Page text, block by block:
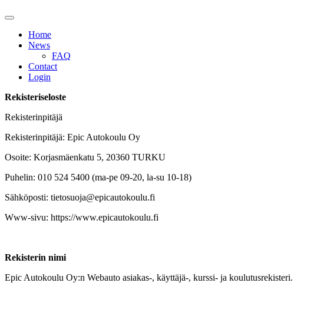
Home
News
FAQ
Contact
Login
Rekisteriseloste
Rekisterinpitäjä
Rekisterinpitäjä: Epic Autokoulu Oy
Osoite: Korjasmäenkatu 5, 20360 TURKU
Puhelin: 010 524 5400 (ma-pe 09-20, la-su 10-18)
Sähköposti: tietosuoja@epicautokoulu.fi
Www-sivu: https://www.epicautokoulu.fi
Rekisterin nimi
Epic Autokoulu Oy:n Webauto asiakas-, käyttäjä-, kurssi- ja koulutusrekisteri.